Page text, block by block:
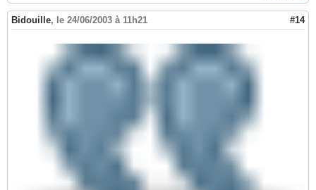
Bidouille, le 24/06/2003 à 11h21 #14